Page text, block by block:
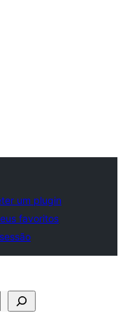
um plugin
favoritos